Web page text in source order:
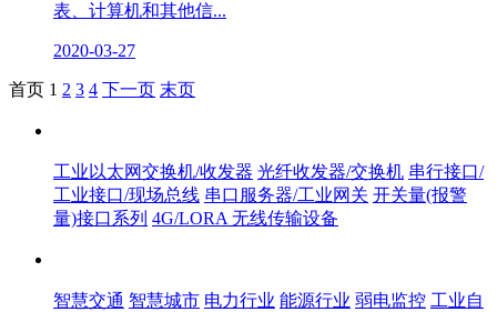
表、计算机和其他信...
2020-03-27
首页 1 2 3 4 下一页 末页
工业以太网交换机/收发器 光纤收发器/交换机 串行接口/
工业接口/现场总线 串口服务器/工业网关 开关量(报警
量)接口系列 4G/LORA 无线传输设备
智慧交通 智慧城市 电力行业 能源行业 弱电监控 工业自